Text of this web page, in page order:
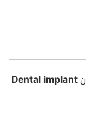
جراحة زراعة الأسنان Dental implant